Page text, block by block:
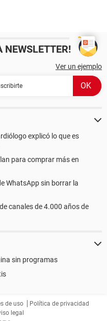
NEWSLETTER!
Ver un ejemplo
explicó lo que es
para comprar más en
WhatsApp sin borrar la
canales de 4.000 años de
sin programas
de uso
Política de privacidad
legal